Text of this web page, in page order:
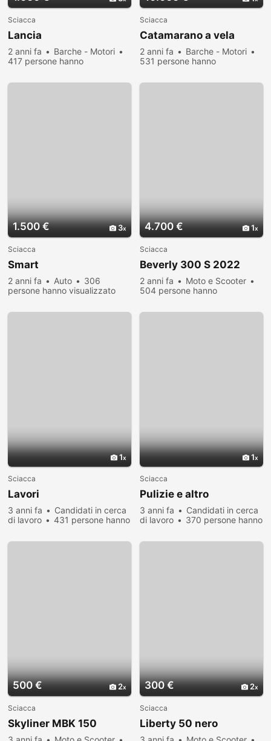
Sciacca
Lancia
2 anni fa
Barche - Motori
417 persone hanno
Sciacca
Catamarano a vela
2 anni fa
Barche - Motori
531 persone hanno
1.500 € 3
Sciacca
Smart
2 anni fa Auto
306
persone hanno visualizzato
4.700 € 1
Sciacca
Beverly 300 S 2022
2 anni fa
Moto e Scooter
504 persone hanno
1
Sciacca
Lavori
3 anni fa
Candidati in cerca
di lavoro
431 persone hanno
1
Sciacca
Pulizie e altro
3 anni fa
Candidati in cerca
di lavoro
370 persone hanno
500 € 2
Sciacca
Skyliner MBK 150
300 € 2
Sciacca
Liberty 50 nero